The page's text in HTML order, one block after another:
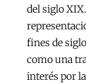
del siglo XIX.
fines de
como una
interés por